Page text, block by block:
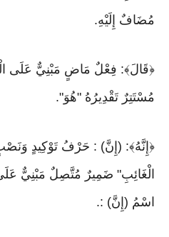
مُضَافٌ إِلَيْهِ.
﴿قَالَ﴾: فِعْلٌ مَاضٍ مَبْنِيٌّ عَلَى
مُسْتَتِرٌ تَقْدِيرُهُ "هُوَ".
﴿إِنَّهُ﴾: (إِنَّ) : حَرْفُ تَوْكِيدٍ
الْغَائِبِ" ضَمِيرٌ مُتَّصِلٌ مَبْنِيٌّ
اسْمُ (إِنَّ) :.